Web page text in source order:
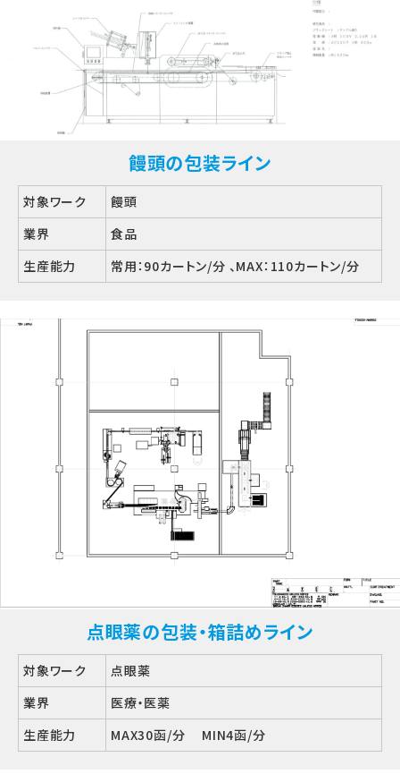
饅頭の包装ライン
対象ワーク
饅頭
業界
食品
生産能力
常用：90カートン/分 、MAX：110カートン/分
点眼薬の包装・箱詰めライン
対象ワーク
点眼薬
業界
医療・医薬
生産能力
MAX30函/分 MIN4函/分